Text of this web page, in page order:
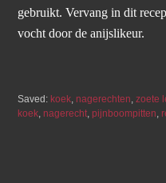
gebruikt. Vervang in dit
vocht door de anijslikeur.
Saved:koek nagerechten ,zoete
koek nagerecht ,pijnboompitten ,